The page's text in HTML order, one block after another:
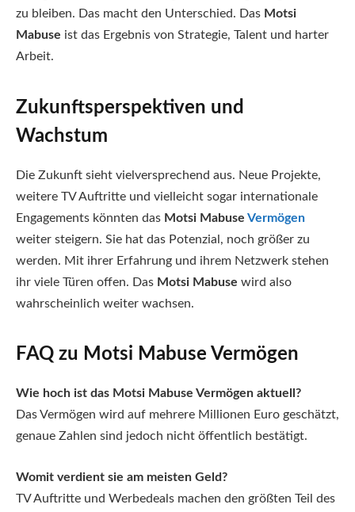
zu bleiben. Das macht den Unterschied. Das Motsi
Mabuse ist das Ergebnis von Strategie, Talent und harter
Arbeit.
Zukunftsperspektiven und
Wachstum
Die Zukunft sieht vielversprechend aus. Neue Projekte,
weitere TV Auftritte und vielleicht sogar internationale
Engagements könnten das Motsi Mabuse Vermögen
weiter steigern. Sie hat das Potenzial, noch größer zu
werden. Mit ihrer Erfahrung und ihrem Netzwerk stehen
ihr viele Türen offen. Das Motsi Mabuse wird also
wahrscheinlich weiter wachsen.
FAQ zu Motsi Mabuse Vermögen
Wie hoch ist das Motsi Mabuse Vermögen aktuell?
Das Vermögen wird auf mehrere Millionen Euro geschätzt,
genaue Zahlen sind jedoch nicht öffentlich bestätigt.
Womit verdient sie am meisten Geld?
TV Auftritte und Werbedeals machen den größten Teil des